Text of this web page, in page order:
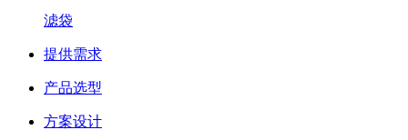
滤袋
提供需求
产品选型
方案设计